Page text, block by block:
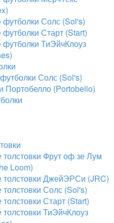
Солс (Sol's)
Старт (Start)
ТиЭйчКлоуз
Солс (Sol's)
Портобелло (Portobello)
Фрут оф зе Лум
Loom)
толстовки ДжейЭРСи (JRC)
Солс (Sol's)
Старт (Start)
ТиЭйчКлоуз